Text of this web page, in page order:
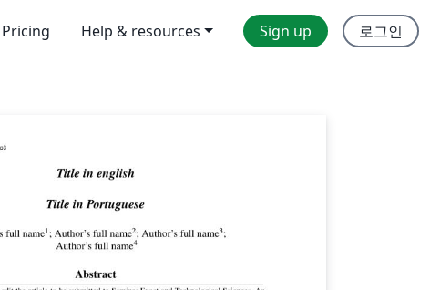
Pricing Help & resources Sign up 로그인